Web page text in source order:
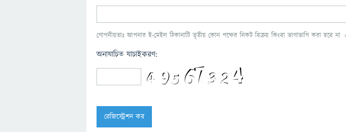
গোপনীয়তাঃ আপনার ই-মেইল ঠিকানাটি তৃতীয় কোন পক্ষের নিকট বিক্রয় কিংবা ভাগাভাগি করা হবে না ।
অনাযাচিত যাচাইকরণ: